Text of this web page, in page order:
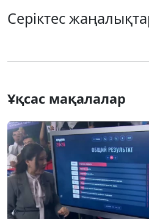
Серіктес
Ұқсас мақалалар